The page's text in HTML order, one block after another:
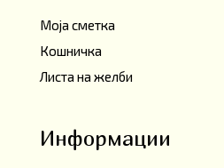
Моја сметка
Кошничка
Листа на желби
Информации